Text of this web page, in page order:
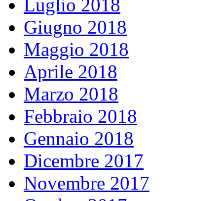
Luglio 2018
Giugno 2018
Maggio 2018
Aprile 2018
Marzo 2018
Febbraio 2018
Gennaio 2018
Dicembre 2017
Novembre 2017